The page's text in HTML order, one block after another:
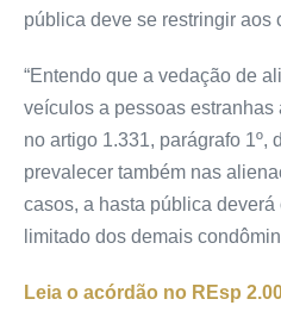
pública deve se restringir aos
“Entendo que a vedação de
veículos a pessoas
no artigo 1.331, parágrafo 1º,
prevalecer também nas
casos, a hasta pública
limitado dos demais
Leia o acórdão no REsp